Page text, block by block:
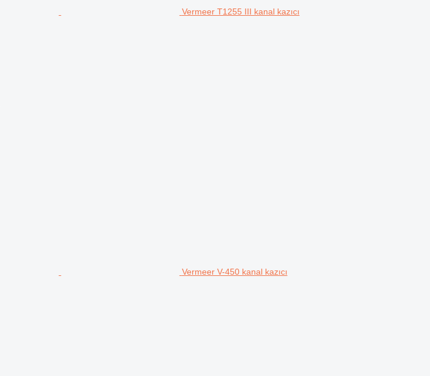
Vermeer T1255 III kanal kazıcı
Vermeer V-450 kanal kazıcı